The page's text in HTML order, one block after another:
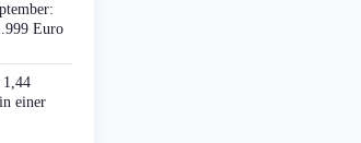
Euro
1,44
einer